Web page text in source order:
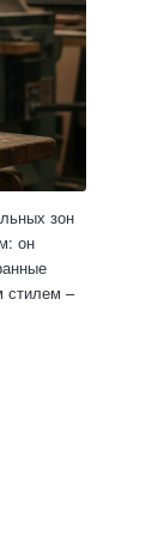
зон
он
стилем –